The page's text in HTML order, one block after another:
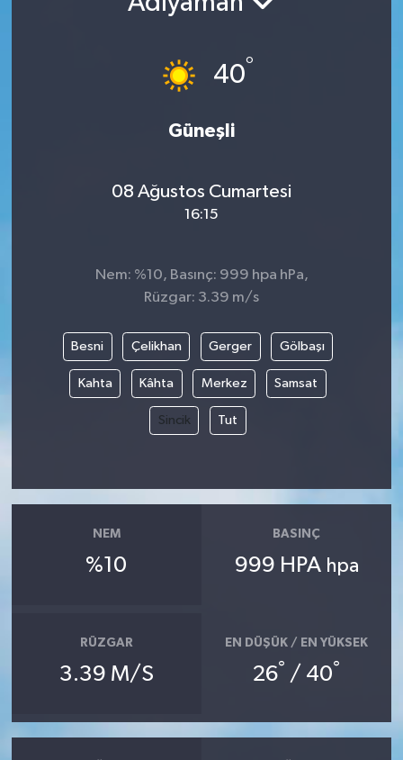
40°
Güneşli
08 Ağustos Cumartesi
16:15
Nem: %10, Basınç: 999 hpa hPa,
Rüzgar: 3.39 m/s
Besni Çelikhan Gerger Gölbaşı
Kahta Kâhta Merkez Samsat
Sincik Tut
NEM
%10
BASINÇ
999 HPA hpa
RÜZGAR
3.39 M/S
EN DÜŞÜK / EN YÜKSEK
26° / 40°